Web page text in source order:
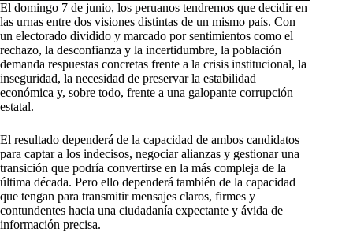
El domingo 7 de junio, los peruanos tendremos que decidir en
las urnas entre dos visiones distintas de un mismo país. Con
un electorado dividido y marcado por sentimientos como el
rechazo, la desconfianza y la incertidumbre, la población
demanda respuestas concretas frente a la crisis institucional, la
inseguridad, la necesidad de preservar la estabilidad
económica y, sobre todo, frente a una galopante corrupción
estatal.
El resultado dependerá de la capacidad de ambos candidatos
para captar a los indecisos, negociar alianzas y gestionar una
transición que podría convertirse en la más compleja de la
última década. Pero ello dependerá también de la capacidad
que tengan para transmitir mensajes claros, firmes y
contundentes hacia una ciudadanía expectante y ávida de
información precisa.